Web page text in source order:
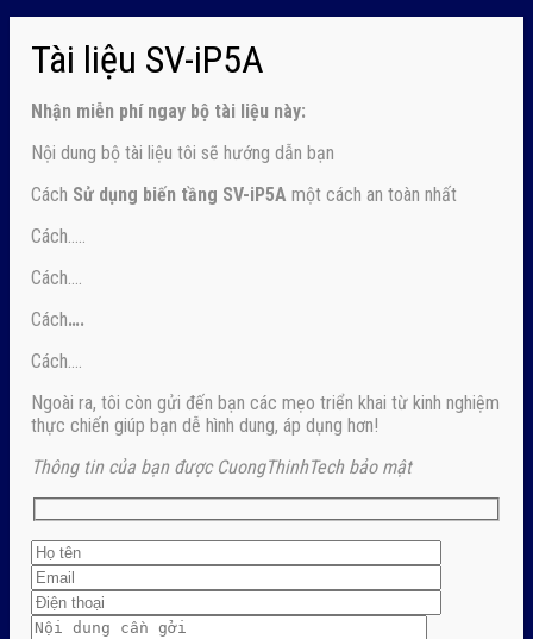
Tài liệu SV-iP5A
Nhận miễn phí ngay bộ tài liệu này:
Nội dung bộ tài liệu tôi sẽ hướng dẫn bạn
Cách Sử dụng biến tầng SV-iP5A một cách an toàn nhất
Cách…..
Cách….
Cách….
Cách….
Ngoài ra, tôi còn gửi đến bạn các mẹo triển khai từ kinh nghiệm
thực chiến giúp bạn dễ hình dung, áp dụng hơn!
Thông tin của bạn được CuongThinhTech bảo mật